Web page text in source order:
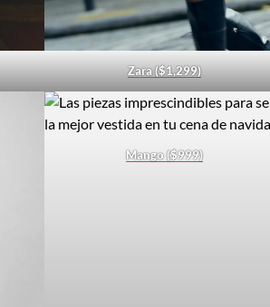
Zara ($1,299)
Mango ($999)